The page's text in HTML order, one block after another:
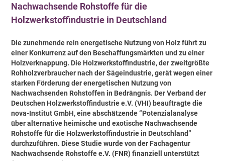
Nachwachsende Rohstoffe für die
Holzwerkstoffindustrie in Deutschland
Die zunehmende rein energetische Nutzung von Holz führt zu
einer Konkurrenz auf den Beschaffungsmärkten und zu einer
Holzverknappung. Die Holzwerkstoffindustrie, der zweitgrößte
Rohholzverbraucher nach der Sägeindustrie, gerät wegen einer
starken Förderung der energetischen Nutzung von
Nachwachsenden Rohstoffen in Bedrängnis. Der Verband der
Deutschen Holzwerkstoffindustrie e.V. (VHI) beauftragte die
nova-Institut GmbH, eine abschätzende “Potenzialanalyse
über alternative heimische und exotische Nachwachsende
Rohstoffe für die Holzwerkstoffindustrie in Deutschland”
durchzuführen. Diese Studie wurde von der Fachagentur
Nachwachsende Rohstoffe e.V. (FNR) finanziell unterstützt